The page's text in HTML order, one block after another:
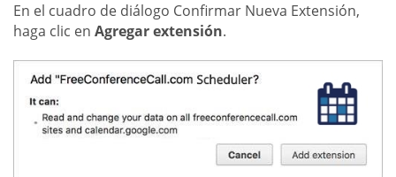
En el cuadro de diálogo Confirmar Nueva Extensión,
haga clic en Agregar extensión.